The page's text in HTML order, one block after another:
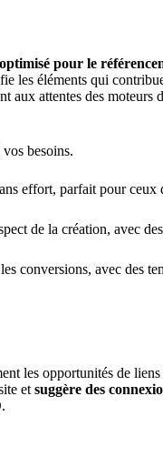
pour le
les éléments qui
aux attentes des moteurs
besoins.
effort, parfait pour ceux
de la création, avec
conversions, avec des
les opportunités de
et suggère des